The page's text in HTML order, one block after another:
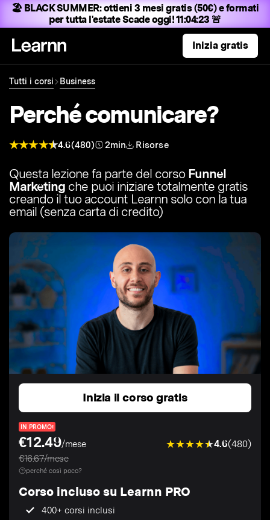
🏖️ BLACK SUMMER:ottieni 3 mesi gratis (50€) e formati
per tutta l'estateScade oggi! 11:04:22 🚨
Inizia gratis
Tutti i corsi Business
Perché comunicare?
4.6(480) 2min Risorse
Questa lezione fa parte del corso Funnel
Marketing che puoi iniziare totalmente gratis
creando il tuo account Learnn solo con la tua
email (senza carta di credito)
Inizia il corso gratis
IN PROMO!
€12.49/mese
€16.67/mese
4.6(480)
perché così poco?
Corso incluso su Learnn PRO
400+ corsi inclusi